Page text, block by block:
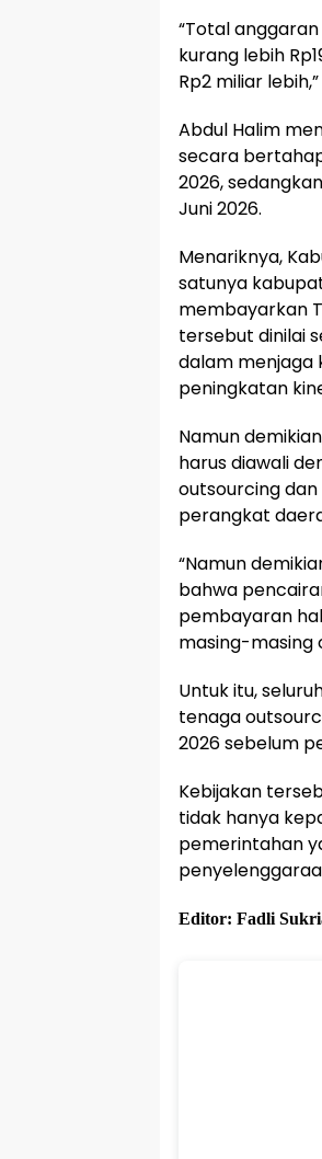
“Total anggaran
kurang lebih
Rp2 miliar
Abdul Halim
secara
2026,
Juni 2026.
Menariknya,
satunya
membayarkan
tersebut dinilai
dalam menjaga
peningkatan
Namun
harus diawali
outsourcing dan
perangkat
“Namun
bahwa
pembayaran
masing-masing
Untuk itu,
tenaga
2026 sebelum
Kebijakan
tidak hanya
pemerintahan
Editor: Fadli